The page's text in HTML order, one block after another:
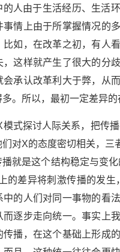
的人由于生活经历、生活
事情上由于所掌握情况的
比如，在改革之初，有人
，这样就产生了很大的分
会承认改革利大于弊，从
。所以，最初一定差异
式探讨人际关系，把传
对X的态度密切相关，
就是这个结构稳定与变
的差异将刺激传播的发
中的人们对同一事物的看
而逐步走向统一。事实上
传播，在这个基础上形成